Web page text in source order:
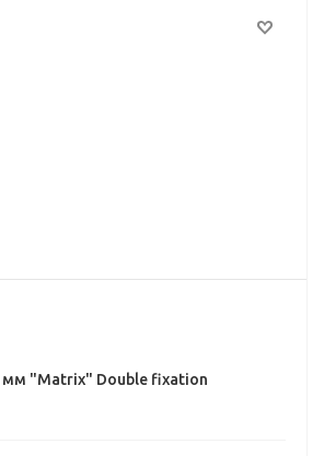
мм "Matrix" Double fixation